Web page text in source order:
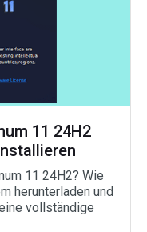
11 24H2
11 24H2? Wie
herunterladen und
vollständige